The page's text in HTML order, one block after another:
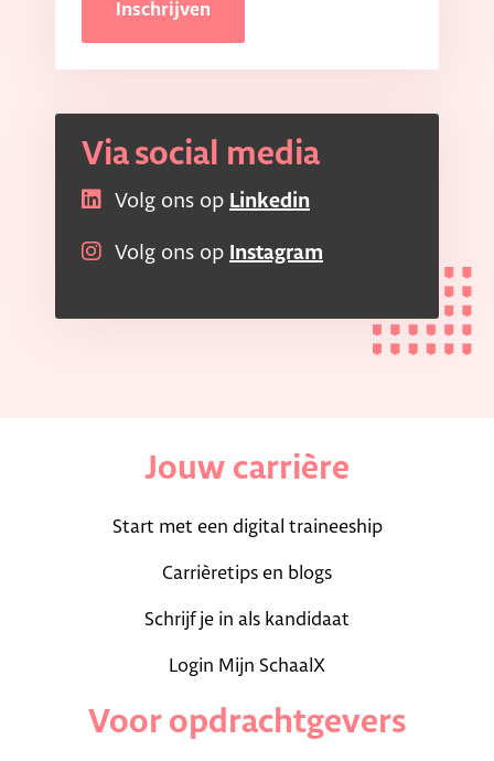
Inschrijven
Via social media
Volg ons op Linkedin
Volg ons op Instagram
Jouw carrière
Start met een digital traineeship
Carrièretips en blogs
Schrijf je in als kandidaat
Login Mijn SchaalX
Voor opdrachtgevers